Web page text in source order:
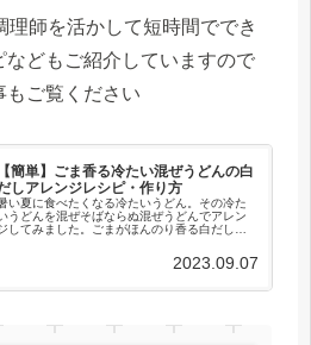
理師を活かして短時間ででき
などもご紹介していますので
もご覧ください
【簡単】ごま香る冷たい混ぜうどんの白
しアレンジレシピ・作り方
い夏に食べたくなる冷たいうどん。その冷た
うどんを混ぜそばならぬ混ぜうどんでアレン
してみました。ごまがほんのり香る白だしベ
2023.09.07